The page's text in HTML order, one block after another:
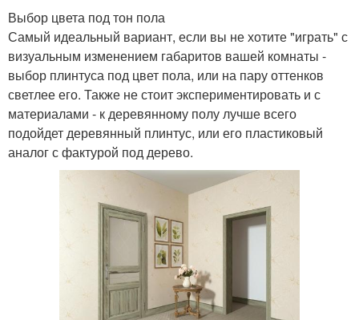
Выбор цвета под тон пола
Самый идеальный вариант, если вы не хотите "играть" с
визуальным изменением габаритов вашей комнаты -
выбор плинтуса под цвет пола, или на пару оттенков
светлее его. Также не стоит экспериментировать и с
материалами - к деревянному полу лучше всего
подойдет деревянный плинтус, или его пластиковый
аналог с фактурой под дерево.